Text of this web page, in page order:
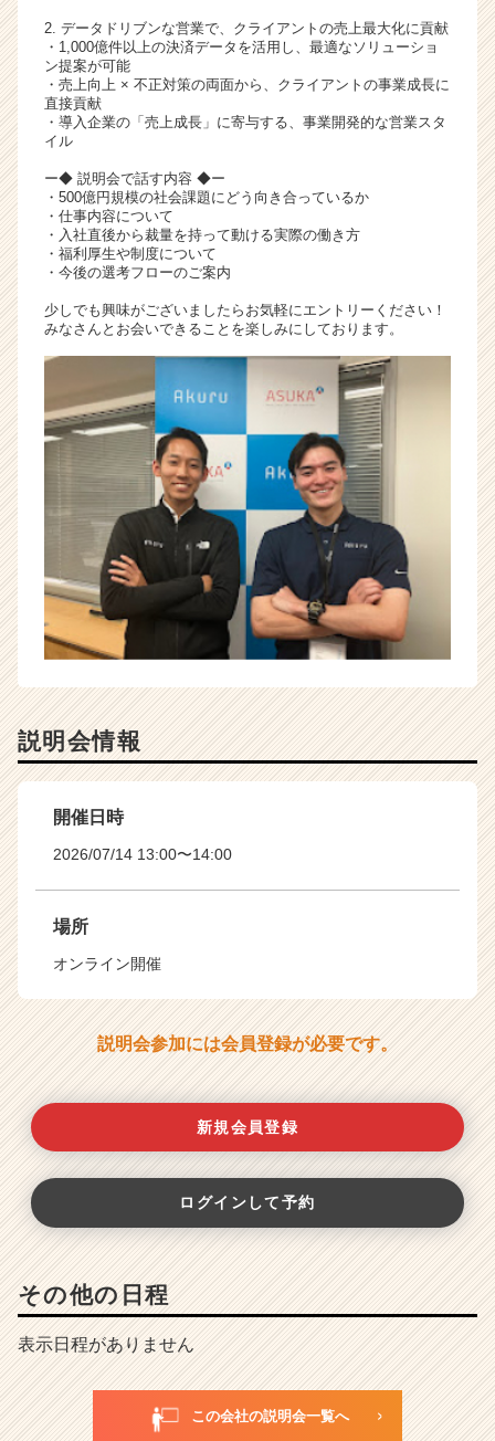
e
r
C
r
e
r）
2. データドリブンな営業で、クライアントの売上最大化に貢献
・1,000億件以上の決済データを活用し、最適なソリューショ
ン提案が可能
・売上向上 × 不正対策の両面から、クライアントの事業成長に
直接貢献
・導入企業の「売上成長」に寄与する、事業開発的な営業スタ
イル
ー◆ 説明会で話す内容 ◆ー
・500億円規模の社会課題にどう向き合っているか
・仕事内容について
・入社直後から裁量を持って動ける実際の働き方
・福利厚生や制度について
・今後の選考フローのご案内
少しでも興味がございましたらお気軽にエントリーください！
みなさんとお会いできることを楽しみにしております。
説明会情報
開催日時
2026/07/14 13:00〜14:00
場所
オンライン開催
説明会参加には会員登録が必要です。
新規会員登録
ログインして予約
その他の日程
表示日程がありません
この会社の説明会一覧へ